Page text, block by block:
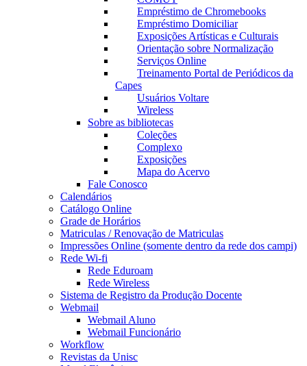
Empréstimo de Chromebooks
Empréstimo Domiciliar
Exposições Artísticas e Culturais
Orientação sobre Normalização
Serviços Online
Treinamento Portal de Periódicos da
Capes
Usuários Voltare
Wireless
Sobre as bibliotecas
Coleções
Complexo
Exposições
Mapa do Acervo
Fale Conosco
Calendários
Catálogo Online
Grade de Horários
Matriculas / Renovação de Matriculas
Impressões Online (somente dentro da rede dos campi)
Rede Wi-fi
Rede Eduroam
Rede Wireless
Sistema de Registro da Produção Docente
Webmail
Webmail Aluno
Webmail Funcionário
Workflow
Revistas da Unisc